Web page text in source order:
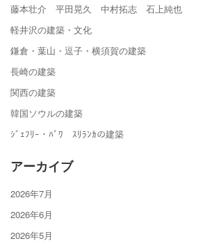
藤本壮介 平田晃久 中村拓志 石上純也
軽井沢の建築・文化
鎌倉・葉山・逗子・横須賀の建築
長崎の建築
関西の建築
韓国ソウルの建築
ｼﾞｪﾌﾘｰ・ﾊﾞﾜ ｽﾘﾗﾝｶの建築
アーカイブ
2026年7月
2026年6月
2026年5月